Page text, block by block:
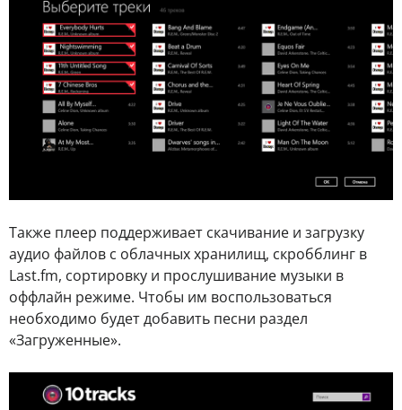
Также плеер поддерживает скачивание и загрузку
аудио файлов с облачных хранилищ, скробблинг в
Last.fm, сортировку и прослушивание музыки в
оффлайн режиме. Чтобы им воспользоваться
необходимо будет добавить песни раздел
«Загруженные».